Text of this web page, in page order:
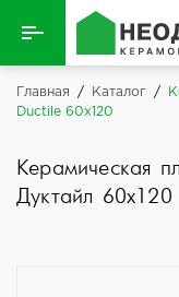
Назад
Главная / Каталог /
Ductile 60x120
Керамическая
Дуктайл 60x120